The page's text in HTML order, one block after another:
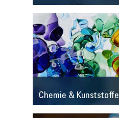
Chemie & Kunststoffe